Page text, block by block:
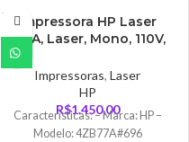
ESGO
TADOImpressora HP Laser
107A, Laser, Mono, 110V,
Branco – 4ZB77A#696
Impressoras, Laser
HP
R$1.450,00
Características: – Marca: HP –
Modelo: 4ZB77A#696